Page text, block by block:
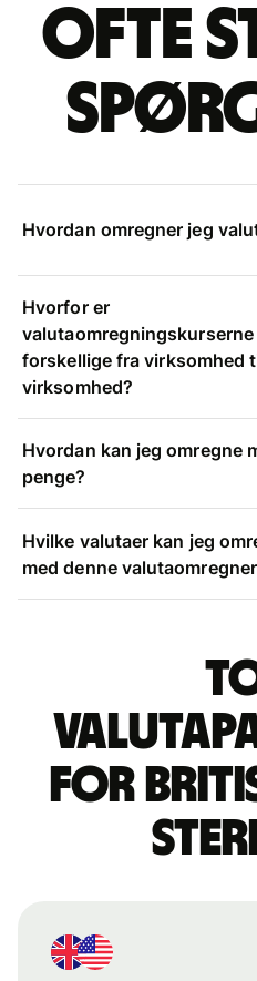
Ofte
Hvordan omregner jeg
Hvorfor er
valutaomregningskurserne
forskellige fra virksomhed
virksomhed?
Hvordan kan jeg omregne
penge?
Hvilke valutaer kan jeg
med denne
for